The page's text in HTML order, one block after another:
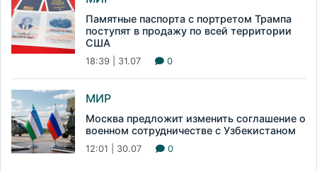
Памятные паспорта с портретом Трампа
поступят в продажу по всей территории
США
18:39 | 31.07 0
МИР
Москва предложит изменить соглашение о
военном сотрудничестве с Узбекистаном
12:01 | 30.07 0